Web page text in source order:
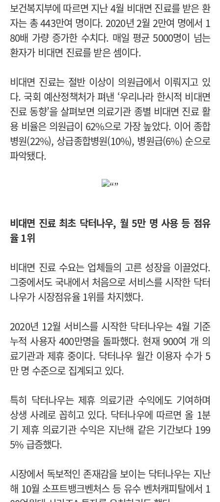
보건복지부에 따르면 지난 4월 비대면 진료를 받은 환
자는 총 443만여 명이다. 2020년 2월 2만여 명에서 1
80배 가량 증가한 수치다. 매일 평균 5000명이 넘는
환자가 비대면 진료를 받은 셈이다.
비대면 진료는 절반 이상이 의원급에서 이뤄지고 있
다. 국회 예산정책처가 펴낸 ‘우리나라 한시적 비대면
진료 동향’을 살펴보면 의료기관 종별 비대면 진료 활
용 비율은 의원급이 62%으로 가장 높았다. 이어 종합
병원(22%), 상급종합병원(10%), 병원급(6%) 순으로
파악됐다.
비대면 진료 최초 닥터나우, 월 5만 명 사용 등 점유
율 1위
비대면 진료 수요는 업체들의 고른 성장을 이끌었다.
그중에서도 국내에서 처음으로 서비스를 시작한 닥터
나우가 시장점유율 1위를 차지했다.
2020년 12월 서비스를 시작한 닥터나우는 4월 기준
누적 사용자 400만명을 돌파했다. 현재 900여 개 의
료기관과 제휴 중이다. 닥터나우 월간 이용자 수가 5
만 명 수준으로 집계되고 있다.
특히 닥터나우는 제휴 의료기관 수익에도 기여하며
상생 사례로 꼽히고 있다. 닥터나우에 따르면 올 1분
기 제휴 의료기관 수익은 지난해 같은 기간보다 199
5% 급증했다.
시장에서 독보적인 존재감을 보이는 닥터나우는 지난
해 10월 소프트뱅크벤처스 등 유수 벤처캐피탈에서 1